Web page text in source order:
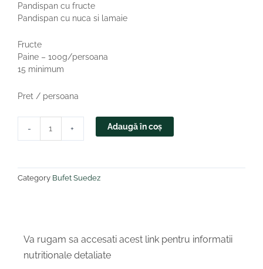
Pandispan cu fructe
Pandispan cu nuca si lamaie
Fructe
Paine – 100g/persoana
15 minimum
Pret / persoana
- + Adaugă în coș
Category Bufet Suedez
Va rugam sa accesati acest link pentru informatii
nutritionale detaliate